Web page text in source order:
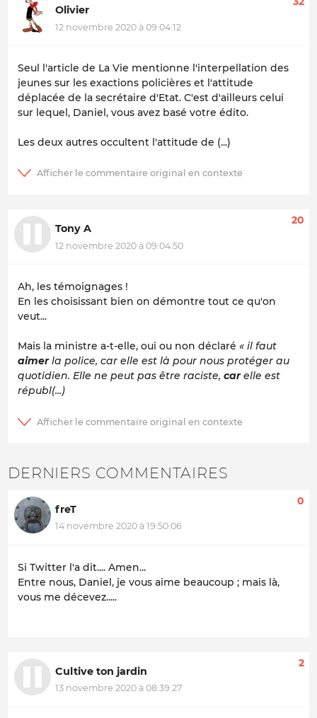
Olivier
12 novembre 2020 à 09:04:12
Seul l'article de La Vie mentionne l'interpellation des
jeunes sur les exactions policières et l'attitude
déplacée de la secrétaire d'Etat. C'est d'ailleurs celui
sur lequel, Daniel, vous avez basé votre édito.
Les deux autres occultent l'attitude de (...)
Tony A
12 novembre 2020 à 09:04:50
20
Ah, les témoignages !
En les choisissant bien on démontre tout ce qu'on
veut...
Mais la ministre a-t-elle, oui ou non déclaré « il faut
aimerla police, car elle est là pour nous protéger au
quotidien. Elle ne peut pas être raciste, carelle est
républ(...)
DERNIERS COMMENTAIRES
freT
14 novembre 2020 à 19:50:06
0
Si Twitter l'a dit.... Amen...
Entre nous, Daniel, je vous aime beaucoup ; mais là,
vous me décevez.....
Cultive ton jardin
13 novembre 2020 à 08:39:27
2